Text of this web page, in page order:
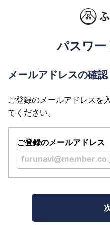
パスワー
メールアドレスの確認
ご登録のメールアドレスを
てください。
ご登録のメールアドレス